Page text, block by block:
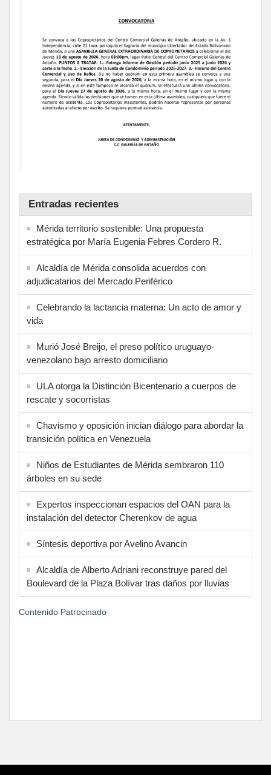
Entradas recientes
Mérida territorio sostenible: Una propuesta
estratégica por María Eugenia Febres Cordero R.
Alcaldía de Mérida consolida acuerdos con
adjudicatarios del Mercado Periférico
Celebrando la lactancia materna: Un acto de amor y
vida
Murió José Breijo, el preso político uruguayo-
venezolano bajo arresto domiciliario
ULA otorga la Distinción Bicentenario a cuerpos de
rescate y socorristas
Chavismo y oposición inician diálogo para abordar la
transición política en Venezuela
Niños de Estudiantes de Mérida sembraron 110
árboles en su sede
Expertos inspeccionan espacios del OAN para la
instalación del detector Cherenkov de agua
Síntesis deportiva por Avelino Avancin
Alcaldía de Alberto Adriani reconstruye pared del
Boulevard de la Plaza Bolívar tras daños por lluvias
Contenido Patrocinado